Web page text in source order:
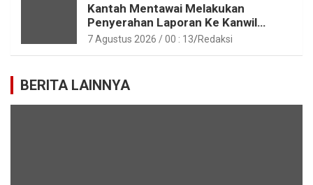
Kantah Mentawai Melakukan
Penyerahan Laporan Ke Kanwil
Kemen ATR/BPN RI Sumbar
7 Agustus 2026 / 00 : 13 Redaksi
BERITA LAINNYA